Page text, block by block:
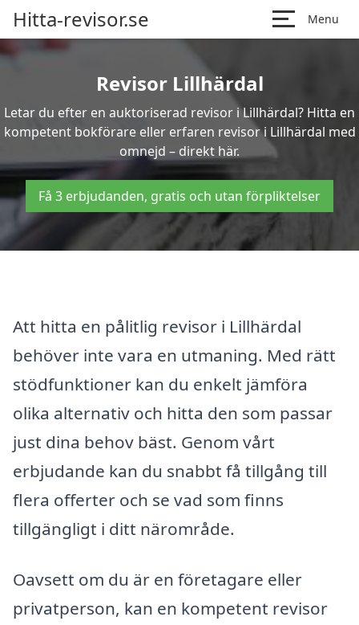
Hitta-revisor.se Menu
Revisor Lillhärdal
Letar du efter en auktoriserad revisor i Lillhärdal? Hitta en
kompetent bokförare eller erfaren revisor i Lillhärdal med
omnejd – direkt här.
Få 3 erbjudanden, gratis och utan förpliktelser
Att hitta en pålitlig revisor i Lillhärdal
behöver inte vara en utmaning. Med rätt
stödfunktioner kan du enkelt jämföra
olika alternativ och hitta den som passar
just dina behov bäst. Genom vårt
erbjudande kan du snabbt få tillgång till
flera offerter och se vad som finns
tillgängligt i ditt närområde.
Oavsett om du är en företagare eller
privatperson, kan en kompetent revisor